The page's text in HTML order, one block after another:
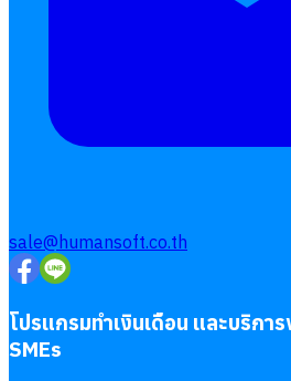
sale@humansoft.co.th
โปรแกรมทำเงินเดือน และบริการ
SMEs